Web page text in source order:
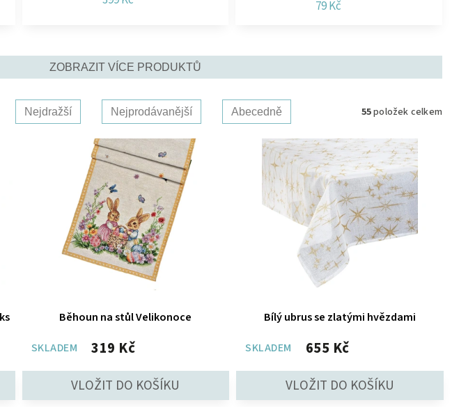
79 Kč
ZOBRAZIT VÍCE PRODUKTŮ
Nejdražší Nejprodávanější Abecedně 55položek celkem
Běhoun na stůl Velikonoce
SKLADEM 319 Kč
Bílý ubrus se zlatými hvězdami
SKLADEM 655 Kč